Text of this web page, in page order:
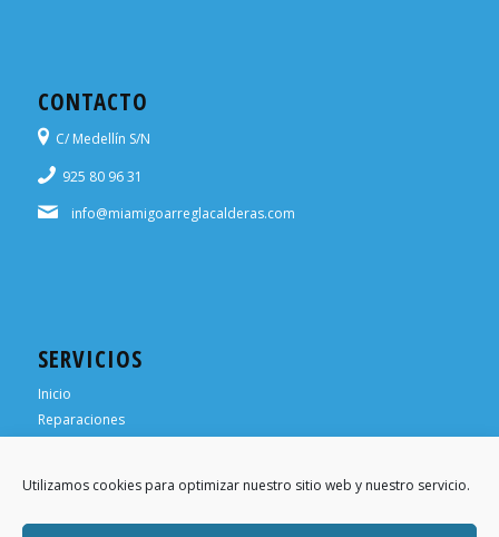
Utilizamos cookies para optimizar nuestro sitio web y nuestro servicio.
CONTACTO
C/ Medellín S/N
925 80 96 31
info@miamigoarreglacalderas.com
SERVICIOS
Inicio
Reparaciones
Trabaja para nosotros